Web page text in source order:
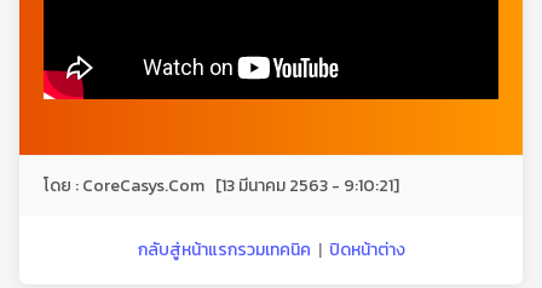
โดย : CoreCasys.Com [13 มีนาคม 2563 - 9:10:21]
กลับสู่หน้าแรกรวมเทคนิค | ปิดหน้าต่าง